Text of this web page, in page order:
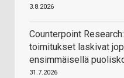
3.8.2026
Counterpoint
toimitukset laskivat
ensimmäisellä
31.7.2026